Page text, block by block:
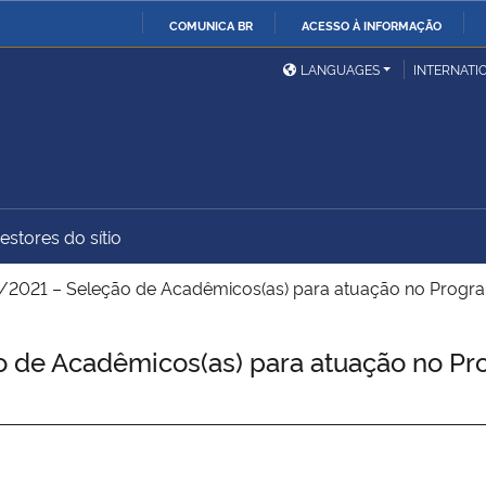
COMUNICA BR ACESSO À INFORMAÇÃO
Ministério da Defesa
Ministério das Relações
Exteriores
Ministério do
Desenvolvimento Regional
União
Advocacia-Geral da União Banco Central do Brasil
LANGUAGES
do sítio
– Seleção de Acadêmicos(as) para atuação no
Acadêmicos(as) para atuação no